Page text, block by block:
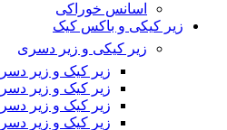
اسانس خوراکی
زیر کیکی و باکس کیک
زیر کیکی و زیر دسری
زیر کیک و زیر
زیر کیک و زیر
زیر کیک و زیر
زیر کیک و زیر